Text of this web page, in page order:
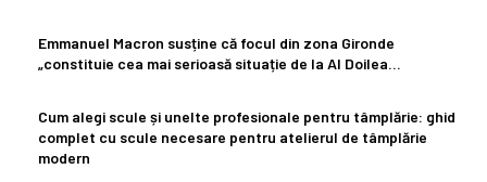
Emmanuel Macron susține că focul din zona Gironde
„constituie cea mai serioasă situație de la Al Doilea…
Cum alegi scule și unelte profesionale pentru tâmplărie: ghid
complet cu scule necesare pentru atelierul de tâmplărie
modern